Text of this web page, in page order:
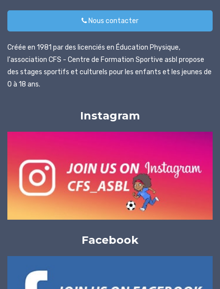
Nous contacter
Créée en 1981 par des licenciés en Éducation Physique,
l'association CFS - Centre de Formation Sportive asbl propose
des stages sportifs et culturels pour les enfants et les jeunes de
0 à 18 ans.
Instagram
Facebook